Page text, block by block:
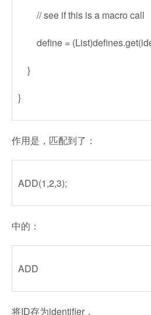
// see if this is a macro call
define =
}
}
作用是，匹配到了：
ADD(1,2,3);
中的：
ADD
将ID存为identifier，